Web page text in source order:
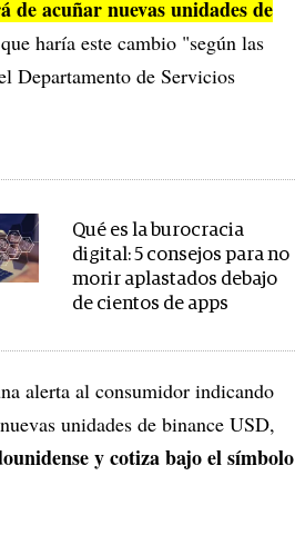
acuñar nuevas unidades de
haría este cambio "según las
Departamento de Servicios
Qué es la burocracia
digital: 5 consejos para no
morir aplastados debajo
de cientos de apps
alerta al consumidor indicando
unidades de binance USD,
y cotiza bajo el símbolo